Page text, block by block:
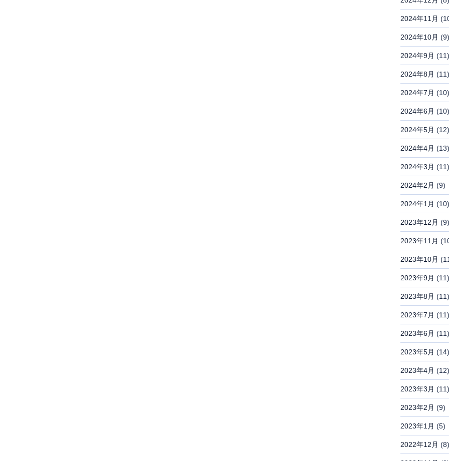
2024年11月
2024年10月 (9)
2024年9月 (11)
2024年8月 (11)
2024年7月 (10)
2024年6月 (10)
2024年5月 (12)
2024年4月 (13)
2024年3月 (11)
2024年2月 (9)
2024年1月 (10)
2023年12月 (9)
2023年11月
2023年10月
2023年9月 (11)
2023年8月 (11)
2023年7月 (11)
2023年6月 (11)
2023年5月 (14)
2023年4月 (12)
2023年3月 (11)
2023年2月 (9)
2023年1月 (5)
2022年12月 (8)